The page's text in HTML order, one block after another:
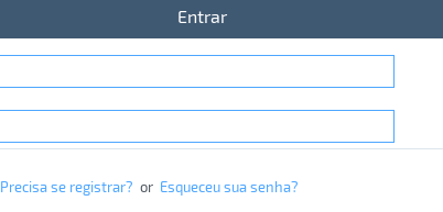
Entrar
Precisa se registrar? or Esqueceu sua senha?